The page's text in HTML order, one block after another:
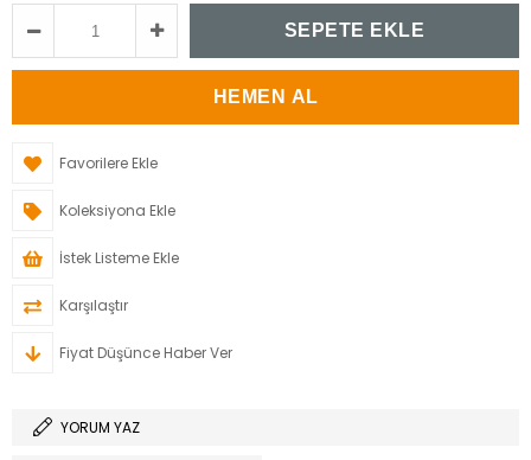
Favorilere Ekle
Koleksiyona Ekle
İstek Listeme Ekle
Karşılaştır
Fiyat Düşünce Haber Ver
YORUM YAZ